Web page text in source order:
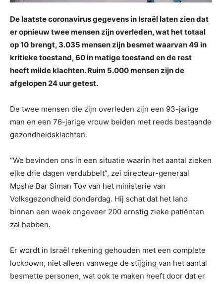
De laatste coronavirus gegevens in Israël laten zien dat
er opnieuw twee mensen zijn overleden, wat het totaal
op 10 brengt, 3.035 mensen zijn besmet waarvan 49 in
kritieke toestand, 60 in matige toestand en de rest
heeft milde klachten. Ruim 5.000 mensen zijn de
afgelopen 24 uur getest.
De twee mensen die zijn overleden zijn een 93-jarige
man en een 76-jarige vrouw beiden met reeds bestaande
gezondheidsklachten.
“We bevinden ons in een situatie waarin het aantal zieken
elke drie dagen verdubbelt”, zei directeur-generaal
Moshe Bar Siman Tov van het ministerie van
Volksgezondheid donderdag. Hij schat dat het land
binnen een week ongeveer 200 ernstig zieke patiënten
zal hebben.
Er wordt in Israël rekening gehouden met een complete
lockdown, niet alleen vanwege de stijging van het aantal
besmette personen, wat ook te maken heeft door dat er